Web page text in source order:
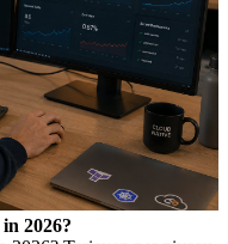
2026?